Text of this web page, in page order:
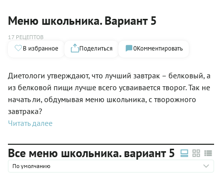
Меню школьника. Вариант 5
17 РЕЦЕПТОВ
В избранное Поделиться 0Комментировать
Диетологи утверждают, что лучший завтрак – белковый, а
из белковой пищи лучше всего усваивается творог. Так не
начать ли, обдумывая меню школьника, с творожного
завтрака?
Читать далее
Все меню школьника. вариант 5
По умолчанию